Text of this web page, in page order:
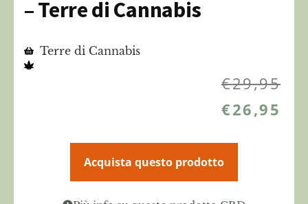
– Terre di Cannabis
Terre di Cannabis
€29,95
€26,95
Acquista questo prodotto